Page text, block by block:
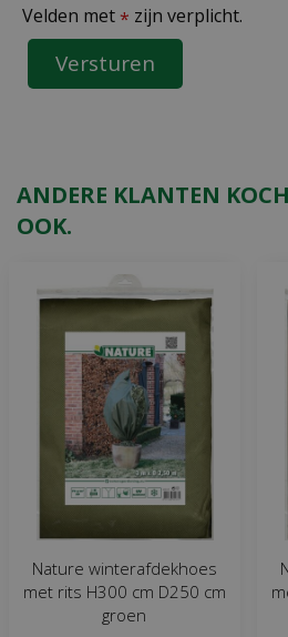
Velden met * zijn verplicht.
ANDERE KLANTEN
OOK.
Nature winterafdekhoes
met rits H300 cm D250 cm
groen